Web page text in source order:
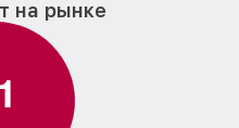
на рынке